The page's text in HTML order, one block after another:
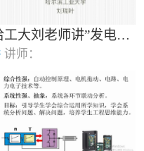
哈工大刘老师讲”发电厂电气部分”授课体会
讲师：